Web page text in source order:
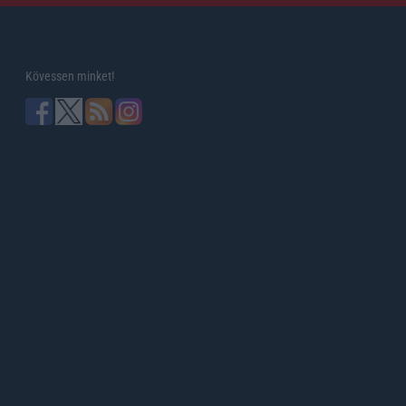
Kövessen minket!